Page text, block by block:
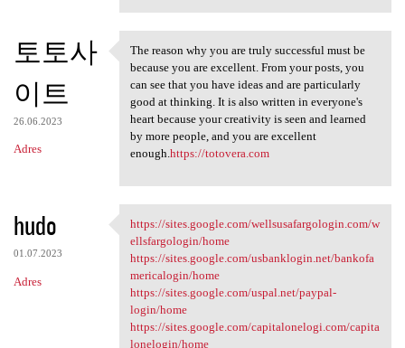
토토사
이트
26.06.2023
Adres
The reason why you are truly
The reason why you are truly successful must be
because you are excellent. From your posts, you
can see that you have ideas and are particularly
good at thinking. It is also written in everyone's
heart because your creativity is seen and learned
by more people, and you are excellent
enough. https://totovera.com
hudo
01.07.2023
Adres
https://sites.google.com
https://sites.google.com/wellsusafargologin.com/w
ellsfargologin/home
https://sites.google.com/usbanklogin.net/bankofa
mericalogin/home
https://sites.google.com/uspal.net/paypal-
login/home
https://sites.google.com/capitalonelogi.com/capita
lonelogin/home